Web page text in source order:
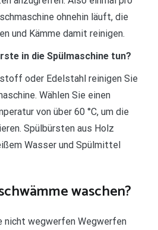
ohnehin läuft, die
und Kämme damit reinigen.
in die Spülmaschine tun?
oder Edelstahl reinigen Sie
Wählen Sie einen
von über 60 °C, um die
Spülbürsten aus Holz
Wasser und Spülmittel
waschen?
nicht wegwerfen Wegwerfen